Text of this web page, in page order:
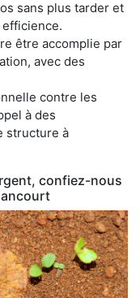
sans plus tarder et
être accomplie par
avec des
contre les
à des
structure à
confiez-nous